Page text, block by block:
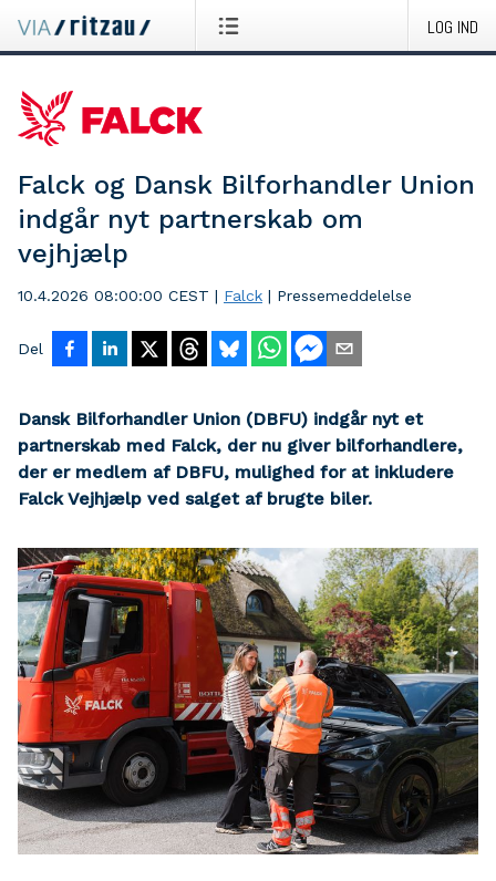
LOG IND
Falck og Dansk Bilforhandler Union
indgår nyt partnerskab om
vejhjælp
10.4.2026 08:00:00 CEST | Falck | Pressemeddelelse
Del
Dansk Bilforhandler Union (DBFU) indgår nyt et
partnerskab med Falck, der nu giver bilforhandlere,
der er medlem af DBFU, mulighed for at inkludere
Falck Vejhjælp ved salget af brugte biler.